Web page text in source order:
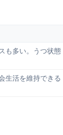
も多い。うつ状態
生活を維持できる